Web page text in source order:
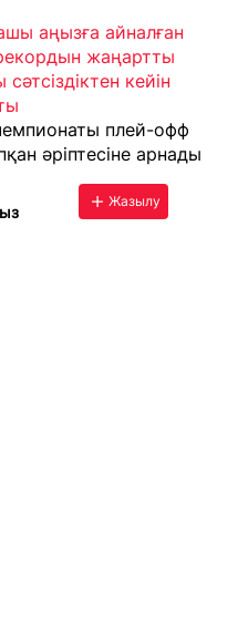
аңызға айналған
жаңартты
кейін
плей-офф
әріптесіне арнады
Жазылу